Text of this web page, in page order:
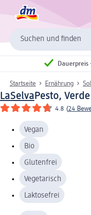
Suchen und finden
Startseite Ernährung
LaSelvaPesto,
4.8 (24
Vegan
Bio
Glutenfrei
Vegetarisch
Laktosefrei